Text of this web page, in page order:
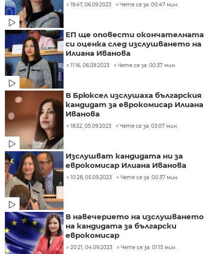
19:47, 06.09.2023 Чете се за: 00:47 мин.
ЕП ще оповести окончателната
си оценка след изслушването на
Илиана Иванова
11:16, 06.09.2023 Чете се за: 00:37 мин.
В Брюксел изслушаха българския
кандидат за еврокомисар Илиана
Иванова
18:32, 05.09.2023 Чете се за: 03:07 мин.
Изслушват кандидата ни за
еврокомисар Илиана Иванова
10:28, 05.09.2023 Чете се за: 00:37 мин.
В навечерието на изслушването
на кандидата за български
еврокомисар
20:21, 04.09.2023 Чете се за: 01:15 мин.